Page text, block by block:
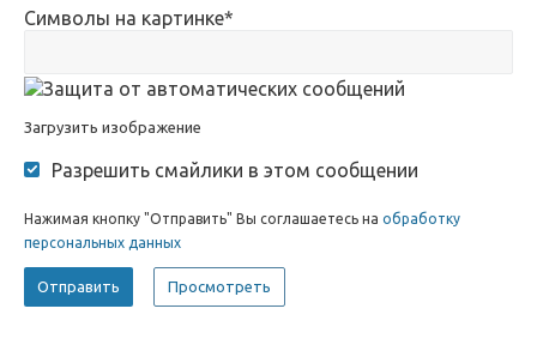
Символы на картинке*
Загрузить изображение
Разрешить смайлики в этом сообщении
Нажимая кнопку "Отправить" Вы соглашаетесь на обработку
персональных данных